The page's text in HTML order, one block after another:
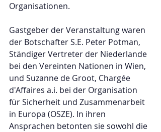
Organisationen.
Gastgeber der Veranstaltung waren
der Botschafter S.E. Peter Potman,
Ständiger Vertreter der Niederlande
bei den Vereinten Nationen in Wien,
und Suzanne de Groot, Chargée
d'Affaires a.i. bei der Organisation
für Sicherheit und Zusammenarbeit
in Europa (OSZE). In ihren
Ansprachen betonten sie sowohl die